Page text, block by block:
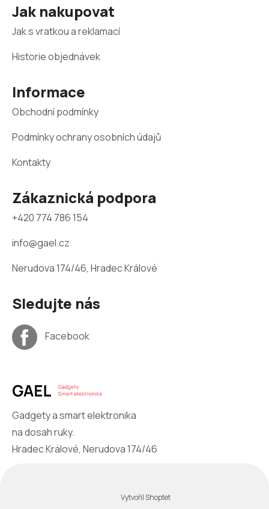
Jak nakupovat
Jak s vratkou a reklamací
Historie objednávek
Informace
Obchodní podmínky
Podmínky ochrany osobních údajů
Kontakty
Zákaznická podpora
+420 774 786 154
info@gael.cz
Nerudova 174/46, Hradec Králové
Sledujte nás
Facebook
Gadgety a smart elektronika
na dosah ruky.
Hradec Králové, Nerudova 174/46
Vytvořil Shoptet